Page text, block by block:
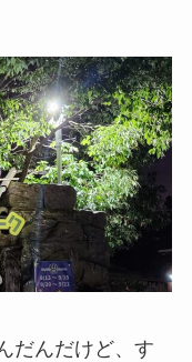
だんだけど、す